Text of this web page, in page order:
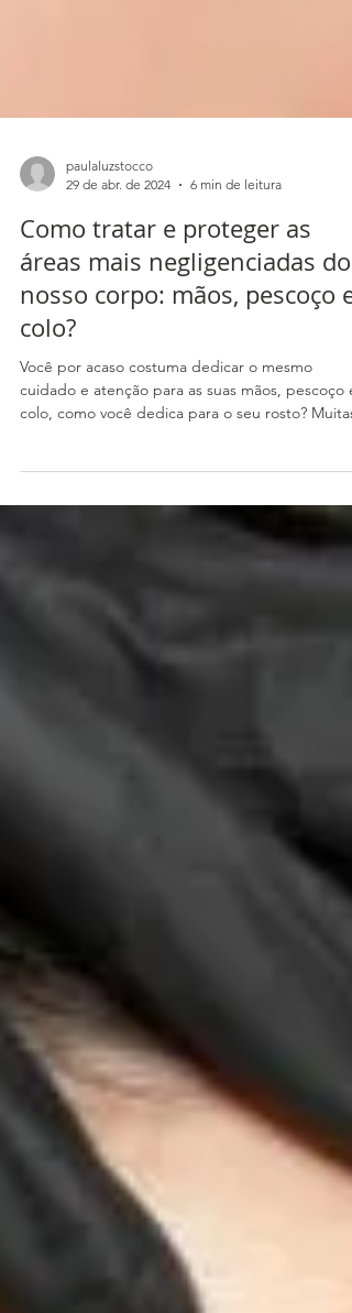
paulaluzstocco
29 de abr. de 2024
6 min de leitura
Como tratar e proteger as
áreas mais negligenciadas do
nosso corpo: mãos, pescoço e
colo?
cuidado e atenção para as suas mãos, pescoço e